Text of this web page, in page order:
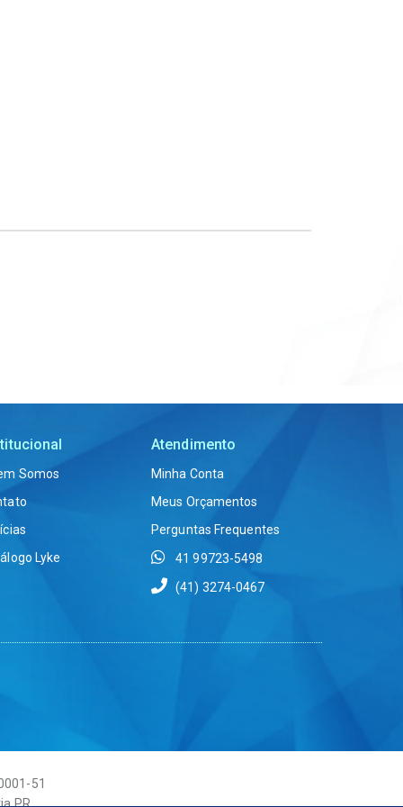
Somos
Lyke
Atendimento
Minha Conta
Meus Orçamentos
Perguntas Frequentes
41 99723-5498
(41) 3274-0467
51
PR